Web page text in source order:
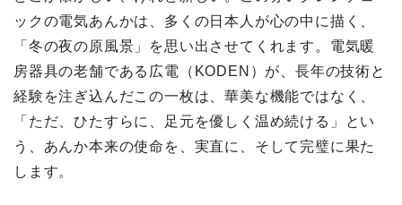
ックの電気あんかは、多くの日本人が心の中に描く、
「冬の夜の原風景」を思い出させてくれます。電気暖
房器具の老舗である広電（KODEN）が、長年の技術と
経験を注ぎ込んだこの一枚は、華美な機能ではなく、
「ただ、ひたすらに、足元を優しく温め続ける」とい
う、あんか本来の使命を、実直に、そして完璧に果た
します。